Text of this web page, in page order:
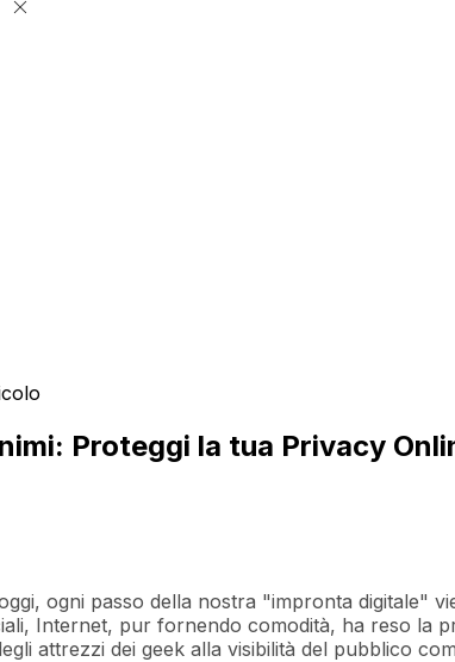
Proteggi la tua Privacy
ogni passo della nostra "impronta digitale"
Internet, pur fornendo comodità, ha reso la
attrezzi dei geek alla visibilità del pubblico